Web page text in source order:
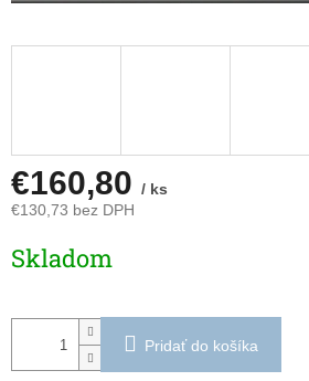
€160,80 / ks
€130,73 bez DPH
cena:
Skladom
Pridať do košíka